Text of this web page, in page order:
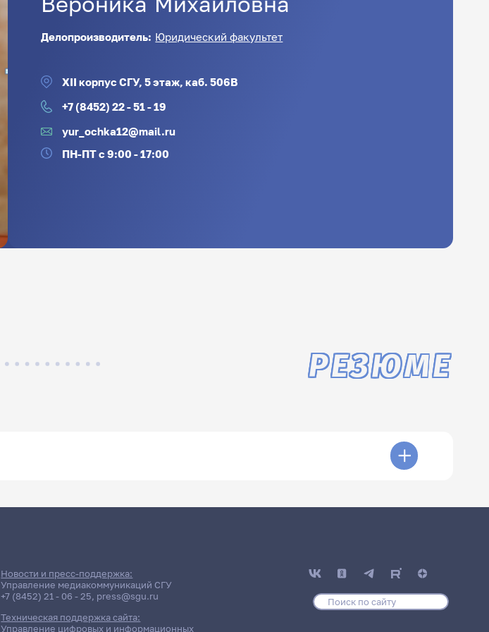
Делопроизводитель: Юридический факультет
XII корпус СГУ, 5 этаж, каб. 506В
+7 (8452) 22 - 51 - 19
yur_ochka12@mail.ru
ПН-ПТ с 9:00 - 17:00
РЕЗЮМЕ
Новости и пресс-поддержка:
Управление медиакоммуникаций СГУ
+7 (8452) 21 - 06 - 25, press@sgu.ru
Техническая поддержка сайта:
Управление цифровых и информационных